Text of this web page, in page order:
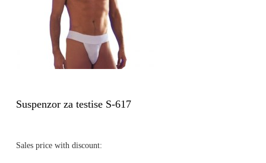
Suspenzor za testise S-617
Sales price with discount: